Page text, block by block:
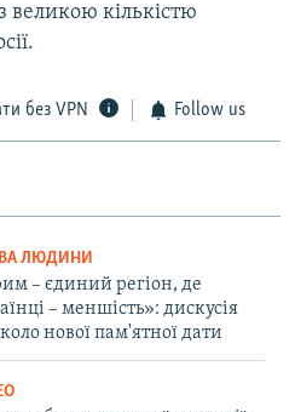
великою кількістю
без VPN Follow us
ЛЮДИНИ
– єдиний регіон, де
– меншість»: дискусія
нової пам'ятної дати